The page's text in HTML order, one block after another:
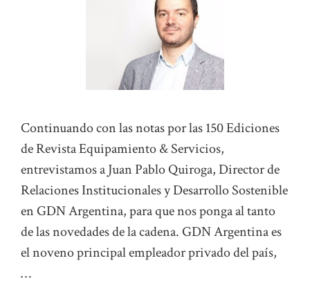
Continuando con las notas por las 150 Ediciones
de Revista Equipamiento & Servicios,
entrevistamos a Juan Pablo Quiroga, Director de
Relaciones Institucionales y Desarrollo Sostenible
en GDN Argentina, para que nos ponga al tanto
de las novedades de la cadena. GDN Argentina es
el noveno principal empleador privado del país,
…